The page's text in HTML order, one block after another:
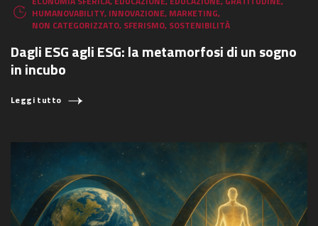
HUMANOVABILITY, INNOVAZIONE, MARKETING,
NON CATEGORIZZATO, SFERISMO, SOSTENIBILITÀ
Dagli ESG agli ESG: la metamorfosi di un sogno
in incubo
Leggi tutto